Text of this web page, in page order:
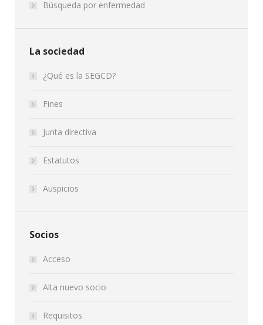
Búsqueda por enfermedad
La sociedad
¿Qué es la SEGCD?
Fines
Junta directiva
Estatutos
Auspicios
Socios
Acceso
Alta nuevo socio
Requisitos